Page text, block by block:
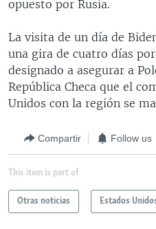
NOTA ECONÓMICA
ENTRETENIMIENTO
Idiomas
opuesto por Rusia.
La visita de un día de
una gira de cuatro días
designado a asegurar a
República Checa que el
Unidos con la región se
Compartir Follow us
This item is part of
Otras noticias Estados